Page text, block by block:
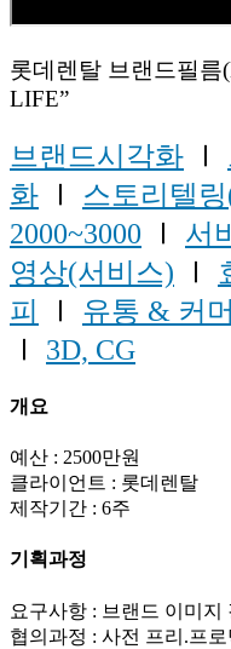
롯데렌탈 브랜드필름
LIFE”
브랜드시각화 Ⅰ
화 Ⅰ 스토리텔
2000~3000 Ⅰ 서
영상(서비스) Ⅰ
피
Ⅰ 유통 & 커
Ⅰ 3D, CG
개요
예산 : 2500만원
클라이언트 : 롯데렌탈
제작기간 : 6주
기획과정
요구사항 : 브랜드 이미
협의과정 : 사전 프리.프